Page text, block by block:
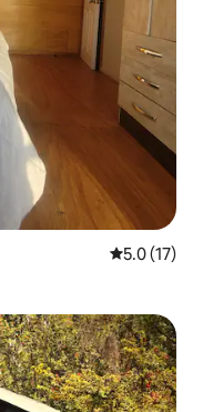
Calificación
5.0 (17)